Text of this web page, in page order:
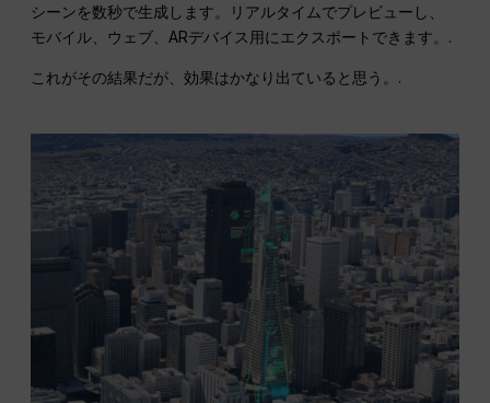
シーンを数秒で生成します。リアルタイムでプレビューし、
モバイル、ウェブ、ARデバイス用にエクスポートできます。.
これがその結果だが、効果はかなり出ていると思う。.